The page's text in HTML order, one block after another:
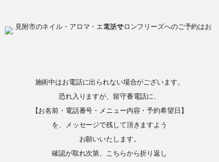
施術中はお電話に出られない場合がございます。
恐れ入りますが、留守番電話に、
【お名前・電話番号・メニュー内容・予約希望日】
を、メッセージで残して頂きますよう
お願いいたします。
確認が取れ次第、こちらから折り返し